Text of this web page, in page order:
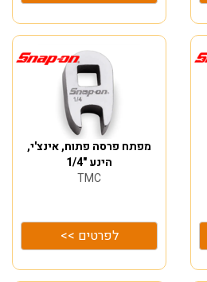
מפתח פרסה פתוח, אינצ'י,
הינע "1/4
TMC
לפרטים >>